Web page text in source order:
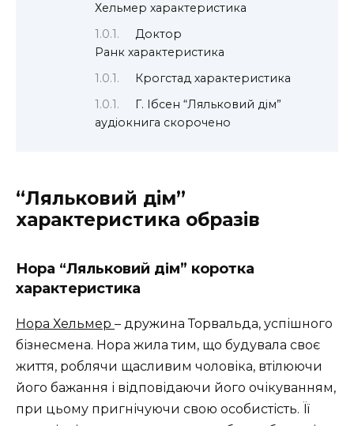
Хельмер характеристика
Доктор
Ранк характеристика
Крогстад характеристика
Г. Ібсен “Ляльковий дім”
аудіокнига скорочено
“Ляльковий дім”
характеристика образів
Нора “Ляльковий дім” коротка
характеристика
Нора Хельмер – дружина Торвальда, успішного
бізнесмена. Нора жила тим, що будувала своє
життя, роблячи щасливим чоловіка, втілюючи
його бажання і відповідаючи його очікуванням,
при цьому пригнічуючи свою особистість. Її